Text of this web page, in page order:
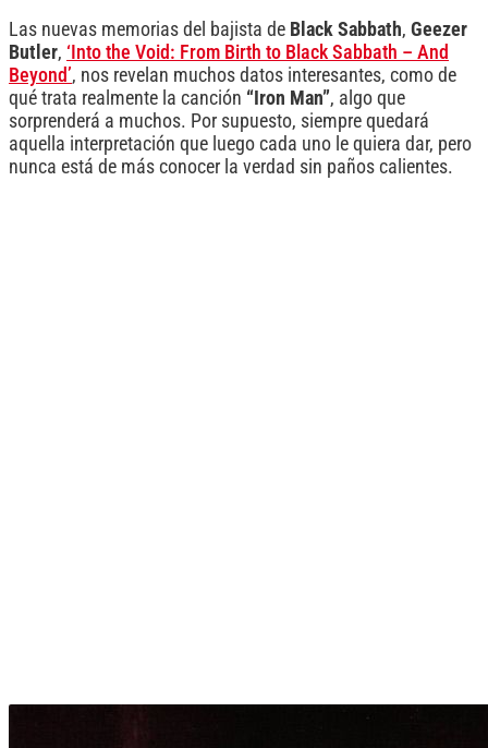
Las nuevas memorias del bajista de Black Sabbath, Geezer
Butler, ‘Into the Void: From Birth to Black Sabbath – And
Beyond’, nos revelan muchos datos interesantes, como de
qué trata realmente la canción “Iron Man”, algo que
sorprenderá a muchos. Por supuesto, siempre quedará
aquella interpretación que luego cada uno le quiera dar, pero
nunca está de más conocer la verdad sin paños calientes.